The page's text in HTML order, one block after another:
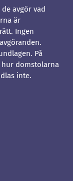
avgör vad
är
Ingen
På
domstolarna
inte.